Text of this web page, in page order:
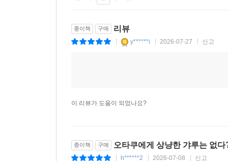
종이책 구매 리뷰
y******i 2026-07-27 신고
이 리뷰가 도움이 되었나요?
종이책 구매 오타쿠에게 상냥한 갸루는 없다
h******2 2026-07-08 신고